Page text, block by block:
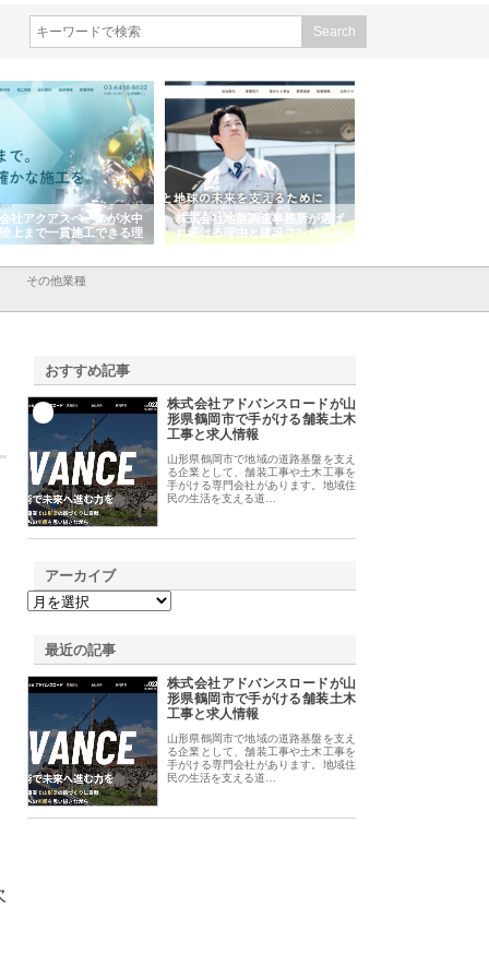
社アクアスペースが水中
上まで一貫施工できる理
株式会社地盤調査事務所が選ば
れ続ける理由と建設コンサルの
強み
その他業種
おすすめ記事
株式会社アドバンスロードが山
形県鶴岡市で手がける舗装土木
工事と求人情報
山形県鶴岡市で地域の道路基盤を支え
る企業として、舗装工事や土木工事を
手がける専門会社があります。地域住
民の生活を支える道…
アーカイブ
最近の記事
株式会社アドバンスロードが山
形県鶴岡市で手がける舗装土木
工事と求人情報
山形県鶴岡市で地域の道路基盤を支え
る企業として、舗装工事や土木工事を
手がける専門会社があります。地域住
民の生活を支える道…